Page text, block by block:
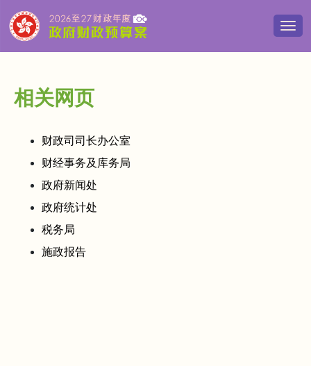
切
相关网页
财政司司长办公室
财经事务及库务局
政府新闻处
政府统计处
税务局
施政报告